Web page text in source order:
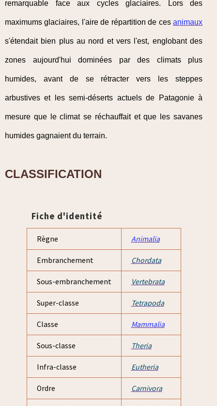
remarquable face aux cycles glaciaires. Lors des
maximums glaciaires, l'aire de répartition de ces animaux
s'étendait bien plus au nord et vers l'est, englobant des
zones aujourd'hui dominées par des climats plus
humides, avant de se rétracter vers les steppes
arbustives et les semi-déserts actuels de Patagonie à
mesure que le climat se réchauffait et que les savanes
humides gagnaient du terrain.
CLASSIFICATION
Fiche d'identité
Règne Animalia
Embranchement Chordata
Sous-embranchement Vertebrata
Super-classe Tetrapoda
Classe Mammalia
Sous-classe Theria
Infra-classe Eutheria
Ordre Carnivora